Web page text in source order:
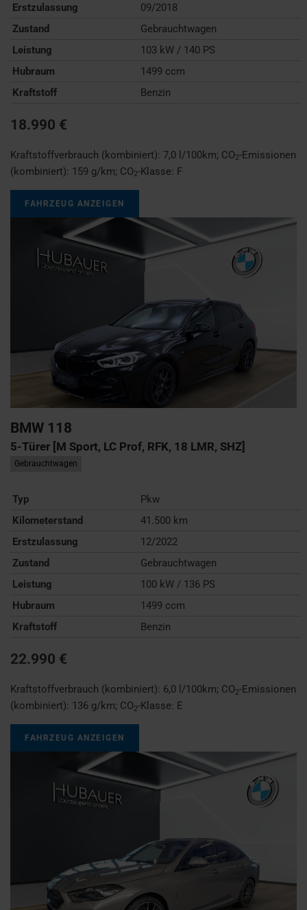
Erstzulassung
09/2018
Zustand
Gebrauchtwagen
Leistung
103 kW / 140 PS
Hubraum
1499 ccm
Kraftstoff
Benzin
18.990 €
Kraftstoffverbrauch (kombiniert): 7,0 l/100km; CO2-Emissionen
(kombiniert): 159 g/km; CO2-Klasse: F
FAHRZEUG ANZEIGEN
BMW 118
5-Türer [M Sport, LC Prof, RFK, 18 LMR, SHZ]
Gebrauchtwagen
Typ
Pkw
Kilometerstand
41.500 km
Erstzulassung
12/2022
Zustand
Gebrauchtwagen
Leistung
100 kW / 136 PS
Hubraum
1499 ccm
Kraftstoff
Benzin
22.990 €
Kraftstoffverbrauch (kombiniert): 6,0 l/100km; CO2-Emissionen
(kombiniert): 136 g/km; CO2-Klasse: E
FAHRZEUG ANZEIGEN